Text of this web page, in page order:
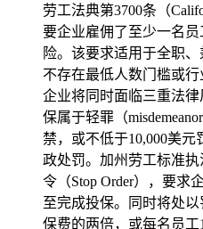
劳工法典第3700条（
要企业雇佣了至少一名
险。该要求适用于全职
不存在最低人数门槛或行
企业将同时面临三重法
保属于轻罪（
禁，或不低于10,000美
政处罚。加州劳工标准
令（Stop Order），要求
至完成投保。同时将处
保费的两倍，或每名员